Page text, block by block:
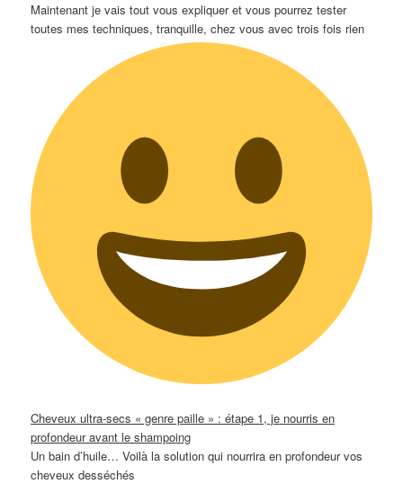
Maintenant je vais tout vous expliquer et vous pourrez tester
toutes mes techniques, tranquille, chez vous avec trois fois rien
Cheveux ultra-secs « genre paille » : étape 1, je nourris en
profondeur avant le shampoing
Un bain d’huile… Voilà la solution qui nourrira en profondeur vos
cheveux desséchés